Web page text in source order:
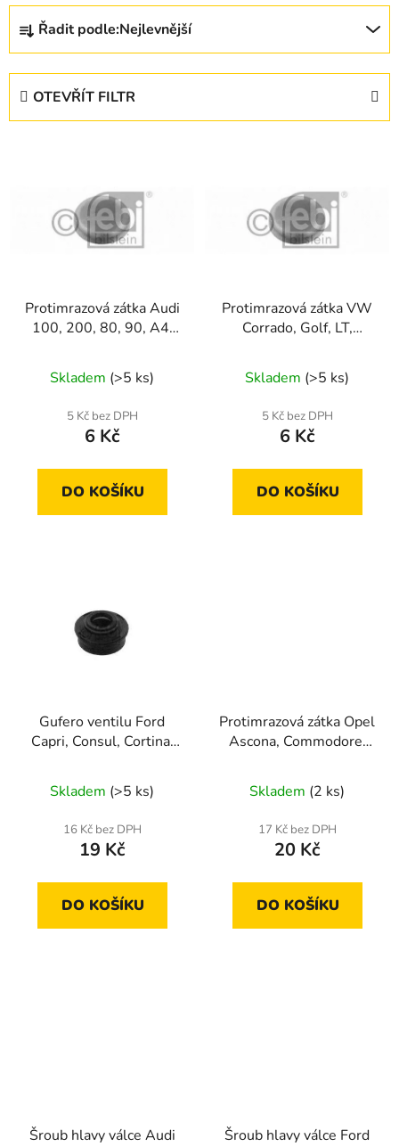
Ř
z
Řadit podle:Nejlevnější
OTEVŘÍT FILTR
Protimrazová zátka Audi
100, 200, 80, 90, A4,
Coupe, Quttro, V8
Skladem (>5 ks)
5 Kč bez DPH
6 Kč
DO KOŠÍKU
Protimrazová zátka VW
Corrado, Golf, LT,
Sharan, Transporter,
Vento
Skladem (>5 ks)
5 Kč bez DPH
6 Kč
DO KOŠÍKU
Gufero ventilu Ford
Capri, Consul, Cortina,
Taunus, Transit
Skladem (>5 ks)
16 Kč bez DPH
19 Kč
DO KOŠÍKU
Protimrazová zátka Opel
Ascona, Commodore,
Monza, Rekord, Senator
A
Skladem (2 ks)
17 Kč bez DPH
20 Kč
DO KOŠÍKU
Šroub hlavy válce Audi
Šroub hlavy válce Ford